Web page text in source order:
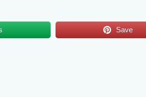
Save